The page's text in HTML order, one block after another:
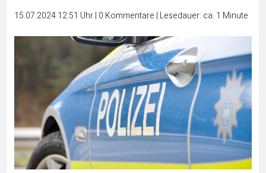
15.07.2024 12:51 Uhr| 0 Kommentare | Lesedauer: ca. 1 Minute